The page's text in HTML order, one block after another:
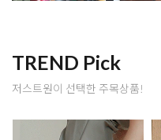
TREND Pick
저스트원이 선택한 주목상품!